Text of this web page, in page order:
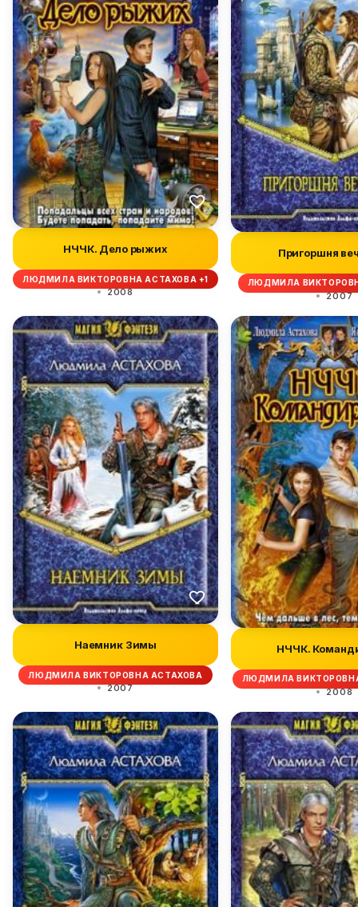
НЧЧК. Дело рыжих
ЛЮДМИЛА ВИКТОРОВНА АСТАХОВА +1
2008
Пригоршня
ЛЮДМИЛА
2007
Наемник Зимы
ЛЮДМИЛА ВИКТОРОВНА АСТАХОВА
2007
НЧЧК.
ЛЮДМИЛА
2008